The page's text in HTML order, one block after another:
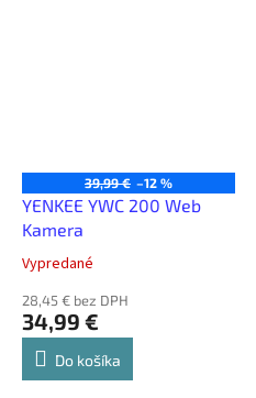
39,99 € –12 %
YENKEE YWC 200 Web
Kamera
Vypredané
28,45 € bez DPH
34,99 €
Do košíka